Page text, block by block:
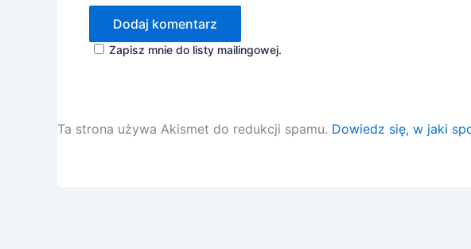
Zapisz mnie do listy mailingowej.
Ta strona używa Akismet do redukcji spamu. Dowiedz się, w jaki